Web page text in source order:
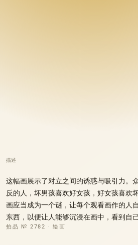
描述
这幅画展示了对立之间的诱惑与吸引力。
反的人，坏男孩喜欢好女孩，好女孩喜欢
画应当成为一个谜，让每个观看画作的人
东西，以便让人能够沉浸在画中，看到自
拍品 № 2782 · 绘画